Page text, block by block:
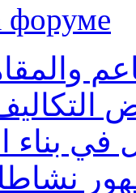
форуме
بناء